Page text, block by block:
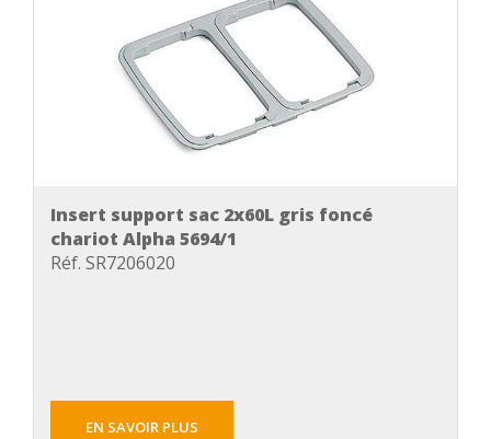
Insert support sac 2x60L gris foncé
chariot Alpha 5694/1
Réf. SR7206020
EN SAVOIR PLUS